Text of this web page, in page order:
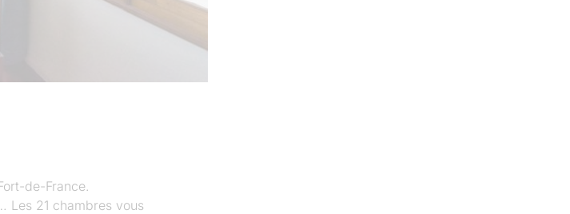
de-France.
Les 21 chambres vous